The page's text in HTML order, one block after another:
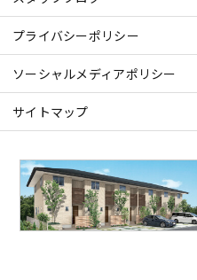
プライバシーポリシー
ソーシャルメディアポリシー
サイトマップ